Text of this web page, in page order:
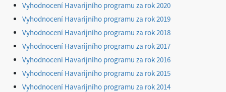
Vyhodnocení Havarijního programu za rok 2020
Vyhodnocení Havarijního programu za rok 2019
Vyhodnocení Havarijního programu za rok 2018
Vyhodnocení Havarijního programu za rok 2017
Vyhodnocení Havarijního programu za rok 2016
Vyhodnocení Havarijního programu za rok 2015
Vyhodnocení Havarijního programu za rok 2014